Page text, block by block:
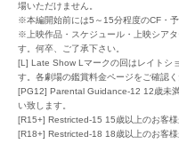
場いただけません。
※本編開始前には5～15分程度のCF・
※上映作品・スケジュール・上映シア
す。何卒、ご了承下さい。
[L] Late Show Lマークの回はレイトシ
す。各劇場の鑑賞料金ページをご確認く
[PG12] Parental Guidance-12 12歳未
い致します。
[R15+] Restricted-15 15歳以上のお客様
[R18+] Restricted-18 18歳以上のお客様